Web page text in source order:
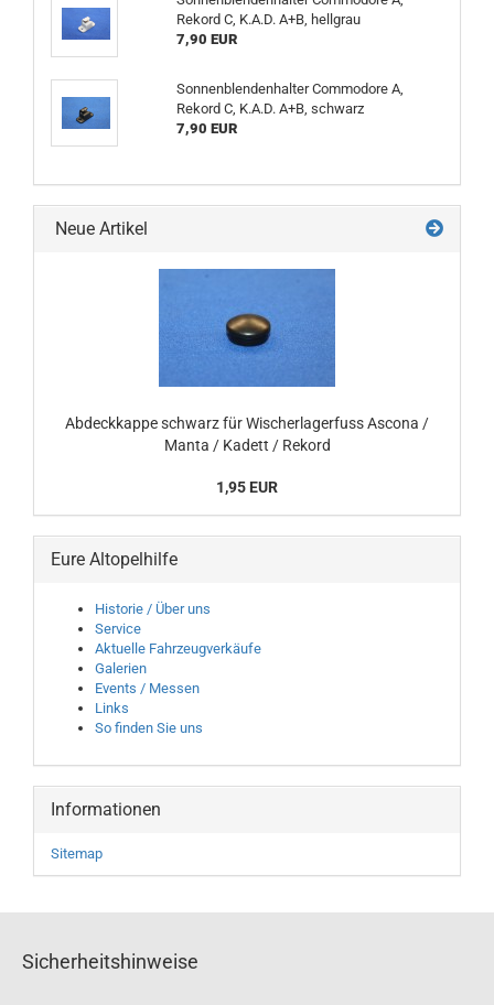
Rekord C, K.A.D. A+B, hellgrau
7,90 EUR
Sonnenblendenhalter Commodore A,
Rekord C, K.A.D. A+B, schwarz
7,90 EUR
Neue Artikel
Abdeckkappe schwarz für Wischerlagerfuss Ascona /
Manta / Kadett / Rekord
1,95 EUR
Eure Altopelhilfe
Historie / Über uns
Service
Aktuelle Fahrzeugverkäufe
Galerien
Events / Messen
Links
So finden Sie uns
Informationen
Sitemap
Sicherheitshinweise